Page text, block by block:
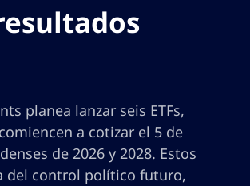
planea lanzar seis ETFs,
a cotizar el 5 de
de 2026 y 2028. Estos
del control político futuro,